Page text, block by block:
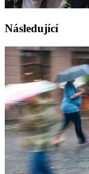
Následující